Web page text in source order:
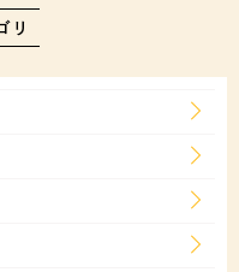
ョコレートを流し、ペー
シピカードをお読みくだ